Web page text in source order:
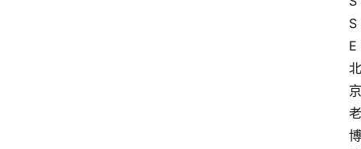
S
E
北
京
老
博